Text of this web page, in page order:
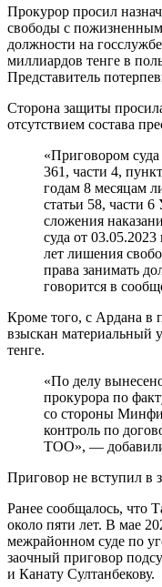
Прокурор просил
свободы с
должности на
миллиардов тенге в
Представитель
Сторона защиты
отсутствием состава
«Приговором
361, части 4,
годам 8 месяцам
статьи 58, части
сложения
суда от 03.05.2023
лет лишения
права занимать
говорится в
Кроме того, с Ардана в
взыскан материальный
тенге.
«По делу
прокурора по
со стороны
контроль по
ТОО», —
Приговор не вступил в
Ранее сообщалось, что
около пяти лет. В мае
межрайонном суде по
заочный приговор
и Канату Султанбекову.